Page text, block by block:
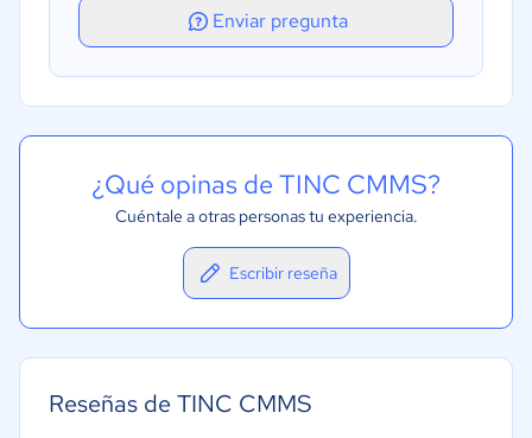
Enviar pregunta
¿Qué opinas de TINC CMMS?
Cuéntale a otras personas tu experiencia.
Escribir reseña
Reseñas de TINC CMMS